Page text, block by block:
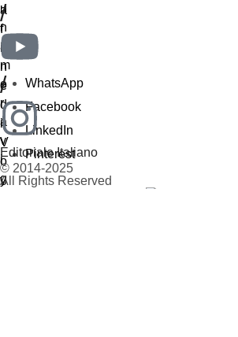
/
/
Editoriale Italiano
© 2014-2025
All Rights Reserved
WhatsApp
Facebook
LinkedIn
Pinterest